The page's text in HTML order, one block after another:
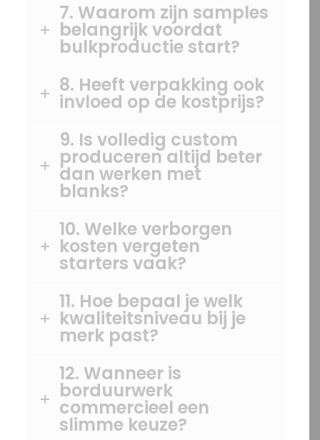
7. Waarom zijn samples
belangrijk voordat
bulkproductie start?
8. Heeft verpakking ook
invloed op de kostprijs?
9. Is volledig custom
produceren altijd beter
dan werken met
blanks?
10. Welke verborgen
kosten vergeten
starters vaak?
11. Hoe bepaal je welk
kwaliteitsniveau bij je
merk past?
12. Wanneer is
borduurwerk
commercieel een
slimme keuze?